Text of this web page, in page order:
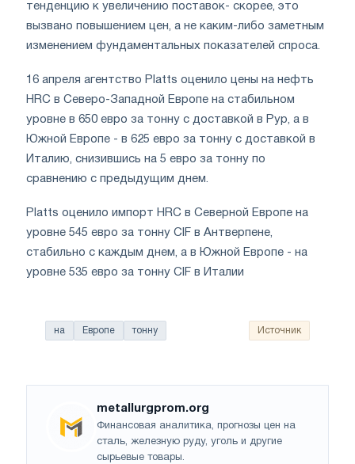
тенденцию к увеличению поставок- скорее, это
вызвано повышением цен, а не каким-либо заметным
изменением фундаментальных показателей спроса.
16 апреля агентство Platts оценило цены на нефть
HRC в Северо-Западной Европе на стабильном
уровне в 650 евро за тонну с доставкой в Рур, а в
Южной Европе - в 625 евро за тонну с доставкой в
Италию, снизившись на 5 евро за тонну по
сравнению с предыдущим днем.
Platts оценило импорт HRC в Северной Европе на
уровне 545 евро за тонну CIF в Антверпене,
стабильно с каждым днем, а в Южной Европе - на
уровне 535 евро за тонну CIF в Италии
на Европе тонну Источник
metallurgprom.org
Финансовая аналитика, прогнозы цен на
сталь, железную руду, уголь и другие
сырьевые товары.